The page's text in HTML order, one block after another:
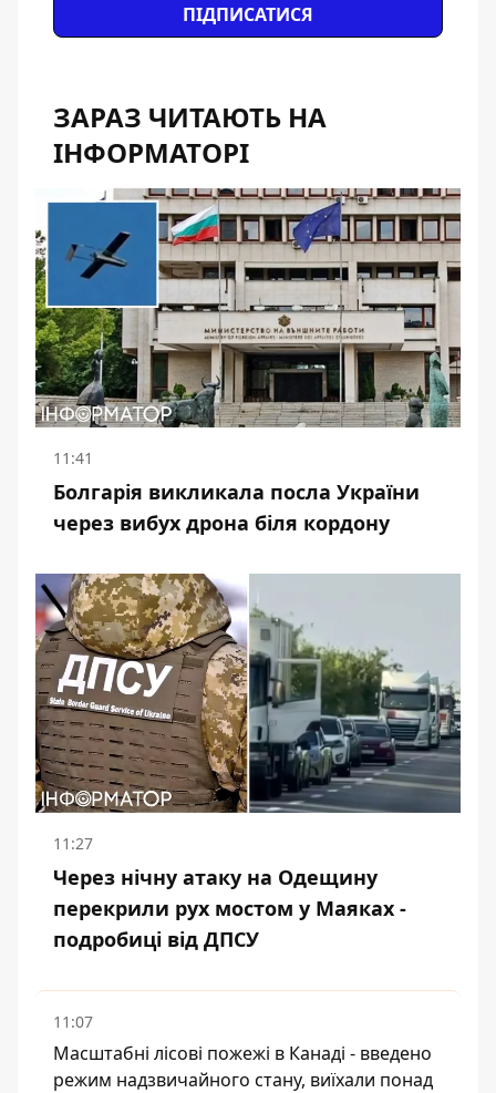
ПІДПИСАТИСЯ
ЗАРАЗ ЧИТАЮТЬ НА
ІНФОРМАТОРІ
11:41
Болгарія викликала посла України
через вибух дрона біля кордону
11:27
Через нічну атаку на Одещину
перекрили рух мостом у Маяках -
подробиці від ДПСУ
11:07
Масштабні лісові пожежі в Канаді - введено
режим надзвичайного стану, виїхали понад